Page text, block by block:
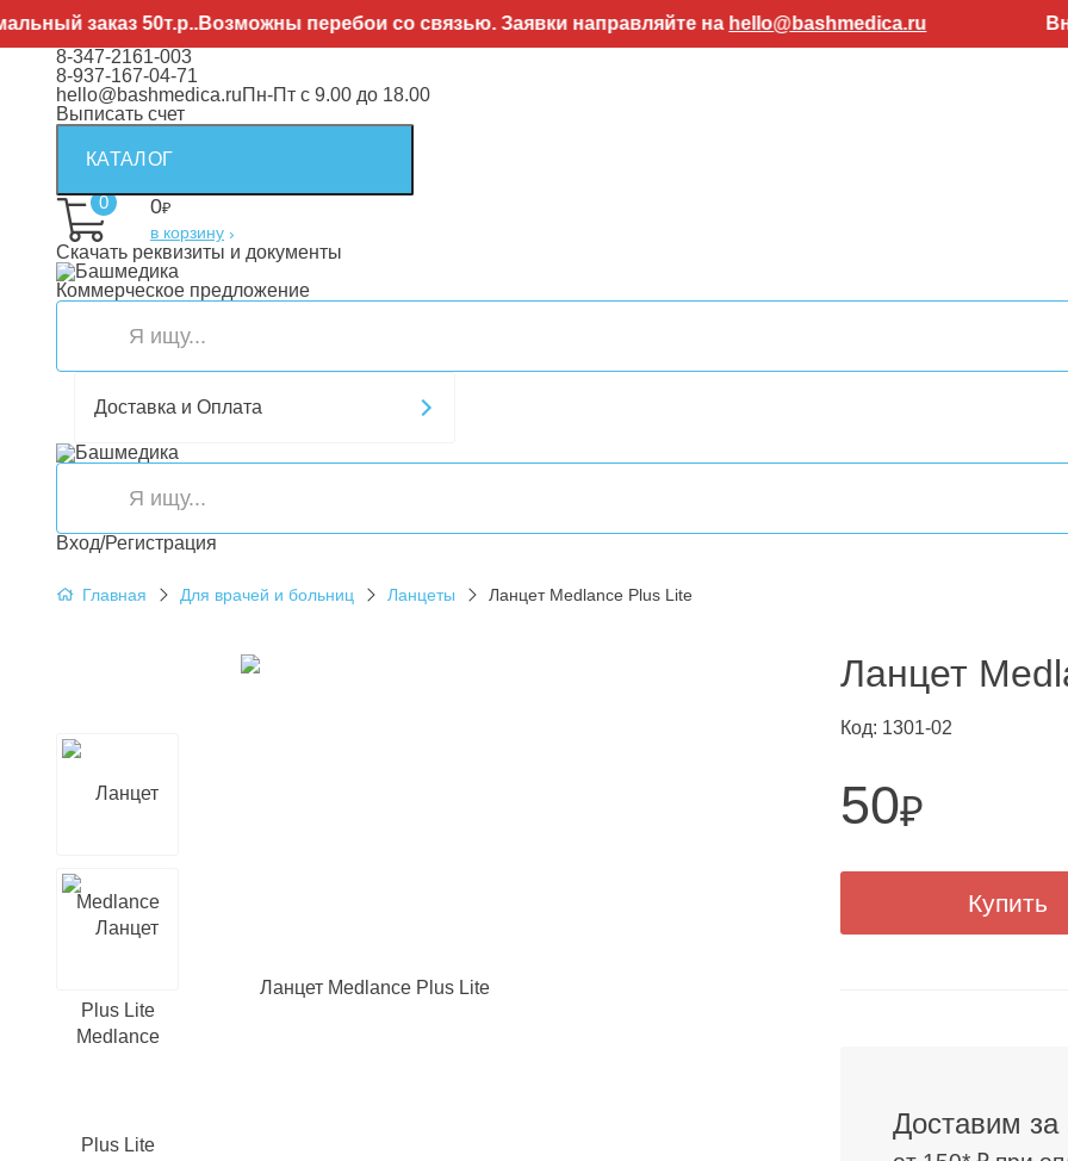
50т.р..Возможны перебои со связью. Заявки направляйте наhello@bashmedica.ru
8-347-2161-003
8-937-167-04-71
hello@bashmedica.ruПн-Пт с 9.00 до 18.00
Выписать счет
КАТАЛОГ
0 0₽
в корзину ›
Скачать реквизиты и документы
Коммерческое предложение
Доставка и Оплата
Вход/Регистрация
Главная Для врачей и больниц Ланцеты Ланцет Medlance Plus Lite
Ланцет
Код: 1301-02
50₽
Купить
Доставим